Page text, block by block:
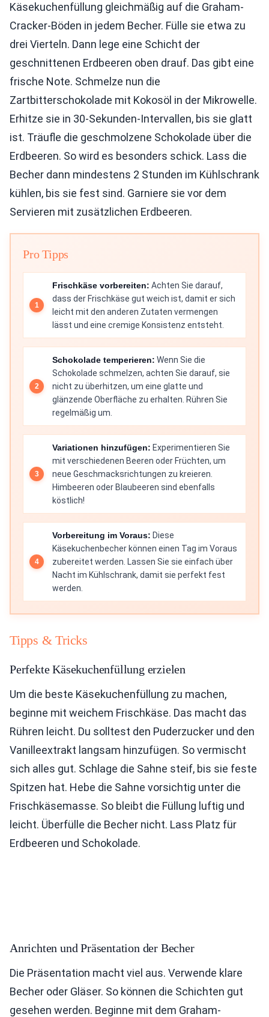
Käsekuchenfüllung gleichmäßig auf die Graham-
Cracker-Böden in jedem Becher. Fülle sie etwa zu
drei Vierteln. Dann lege eine Schicht der
geschnittenen Erdbeeren oben drauf. Das gibt eine
frische Note. Schmelze nun die
Zartbitterschokolade mit Kokosöl in der Mikrowelle.
Erhitze sie in 30-Sekunden-Intervallen, bis sie glatt
ist. Träufle die geschmolzene Schokolade über die
Erdbeeren. So wird es besonders schick. Lass die
Becher dann mindestens 2 Stunden im Kühlschrank
kühlen, bis sie fest sind. Garniere sie vor dem
Servieren mit zusätzlichen Erdbeeren.
Pro Tipps
Frischkäse vorbereiten: Achten Sie darauf,
dass der Frischkäse gut weich ist, damit er sich
leicht mit den anderen Zutaten vermengen
lässt und eine cremige Konsistenz entsteht.
Schokolade temperieren: Wenn Sie die
Schokolade schmelzen, achten Sie darauf, sie
nicht zu überhitzen, um eine glatte und
glänzende Oberfläche zu erhalten. Rühren Sie
regelmäßig um.
Variationen hinzufügen: Experimentieren Sie
mit verschiedenen Beeren oder Früchten, um
neue Geschmacksrichtungen zu kreieren.
Himbeeren oder Blaubeeren sind ebenfalls
köstlich!
Vorbereitung im Voraus: Diese
Käsekuchenbecher können einen Tag im Voraus
zubereitet werden. Lassen Sie sie einfach über
Nacht im Kühlschrank, damit sie perfekt fest
werden.
Tipps & Tricks
Perfekte Käsekuchenfüllung erzielen
Um die beste Käsekuchenfüllung zu machen,
beginne mit weichem Frischkäse. Das macht das
Rühren leicht. Du solltest den Puderzucker und den
Vanilleextrakt langsam hinzufügen. So vermischt
sich alles gut. Schlage die Sahne steif, bis sie feste
Spitzen hat. Hebe die Sahne vorsichtig unter die
Frischkäsemasse. So bleibt die Füllung luftig und
leicht. Überfülle die Becher nicht. Lass Platz für
Erdbeeren und Schokolade.
Anrichten und Präsentation der Becher
Die Präsentation macht viel aus. Verwende klare
Becher oder Gläser. So können die Schichten gut
gesehen werden. Beginne mit dem Graham-